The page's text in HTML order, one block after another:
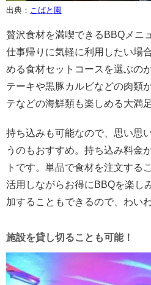
出典： こばと園
贅沢食材を満喫できるBBQメニ
仕事帰りに気軽に利用したい場
める食材セットコースを選ぶの
テーキや黒豚カルビなどの肉類
テなどの海鮮類も楽しめる大満
持ち込みも可能なので、思い思
うのもおすすめ。持ち込み料金
トです。単品で食材を注文する
活用しながらお得にBBQを楽し
加することもできるので、わい
施設を貸し切ることも可能！